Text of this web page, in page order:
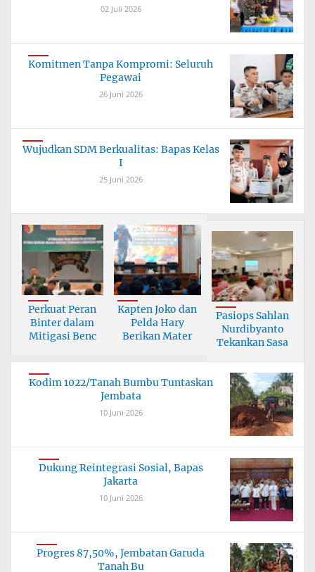
02 Juli 2026
Komitmen Tanpa Kompromi: Seluruh
Pegawai
26 Juni 2026
Wujudkan SDM Berkualitas: Bapas Kelas
I
25 Juni 2026
Perkuat Peran
Binter dalam
Mitigasi Benc
Kapten Joko dan
Pelda Hary
Berikan Mater
Pasiops Sahlan
Nurdibyanto
Tekankan Sasa
Kodim 1022/Tanah Bumbu Tuntaskan
Jembata
10 Juni 2026
Dukung Reintegrasi Sosial, Bapas
Jakarta
10 Juni 2026
Progres 87,50%, Jembatan Garuda
Tanah Bu